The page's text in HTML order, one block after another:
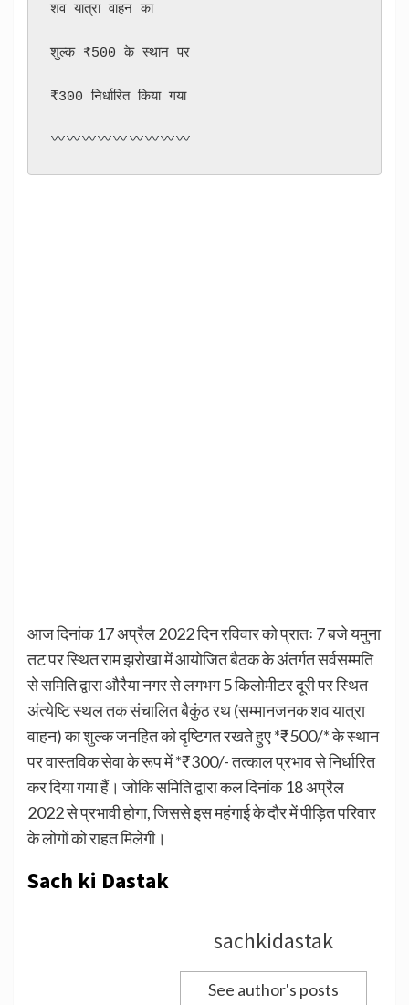
शव यात्रा वाहन का
शुल्क ₹500 के स्थान पर
₹300 निर्धारित किया गया
आज दिनांक 17 अप्रैल 2022 दिन रविवार को प्रातः 7 बजे यमुना
तट पर स्थित राम झरोखा में आयोजित बैठक के अंतर्गत सर्वसम्मति
से समिति द्वारा औरैया नगर से लगभग 5 किलोमीटर दूरी पर स्थित
अंत्येष्टि स्थल तक संचालित बैकुंठ रथ (सम्मानजनक शव यात्रा
वाहन) का शुल्क जनहित को दृष्टिगत रखते हुए *₹500/* के स्थान
पर वास्तविक सेवा के रूप में *₹300/- तत्काल प्रभाव से निर्धारित
कर दिया गया हैं। जोकि समिति द्वारा कल दिनांक 18 अप्रैल
2022 से प्रभावी होगा, जिससे इस महंगाई के दौर में पीड़ित परिवार
के लोगों को राहत मिलेगी।
Sach ki Dastak
sachkidastak
See author's posts